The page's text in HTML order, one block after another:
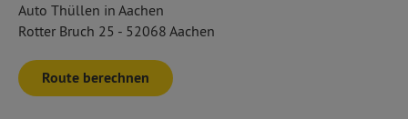
Auto Thüllen in Aachen
Rotter Bruch 25 - 52068 Aachen
Route berechnen